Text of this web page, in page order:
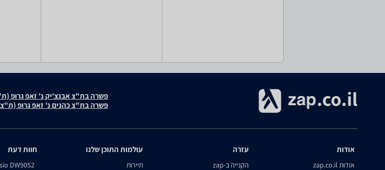
פשרה בת"צ אבנצ'יק נ' זאפ גרופ (ת"צ 23008-
פשרה בת"צ כהנים נ' זאפ גרופ (ת"צ 60371-12-19)
אודות
אודות zap.co.il
עזרה
הקנייה ב-zap
עולמות התוכן שלנו
תיירות
חוות דעת
DW9052